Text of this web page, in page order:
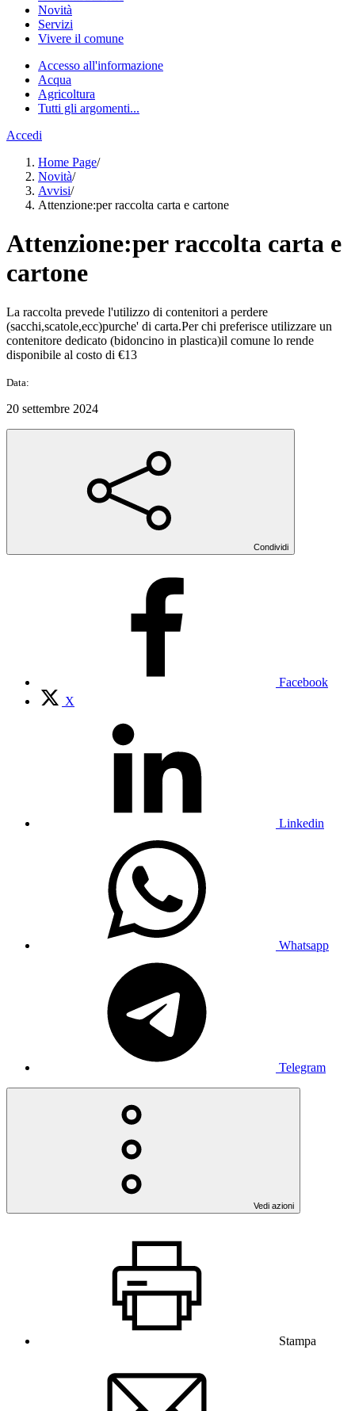
Novità
Servizi
Vivere il comune
Accesso all'informazione
Acqua
Agricoltura
Tutti gli argomenti...
Accedi
Home Page/
Novità/
Avvisi/
Attenzione:per raccolta carta e cartone
Attenzione:per raccolta carta e
cartone
La raccolta prevede l'utilizzo di contenitori a perdere
(sacchi,scatole,ecc)purche' di carta.Per chi preferisce utilizzare un
contenitore dedicato (bidoncino in plastica)il comune lo rende
disponibile al costo di €13
Data:
20 settembre 2024
Condividi
Facebook
X
Linkedin
Whatsapp
Telegram
Vedi azioni
Stampa